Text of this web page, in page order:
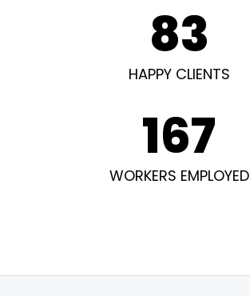
83
HAPPY CLIENTS
167
WORKERS EMPLOYED